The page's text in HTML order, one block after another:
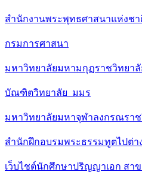
สำนักงานพระพุทธศาสนาแห่งชา
กรมการศาสนา
มหาวิทยาลัยมหามกุฏราชวิทยาลั
บัณฑิตวิทยาลัย มมร
มหาวิทยาลัยมหาจุฬาลงกรณรา
สำนักฝึกอบรมพระธรรมทูตไปต่า
เว็บไชต์นักศึกษาปริญญาเอก สา